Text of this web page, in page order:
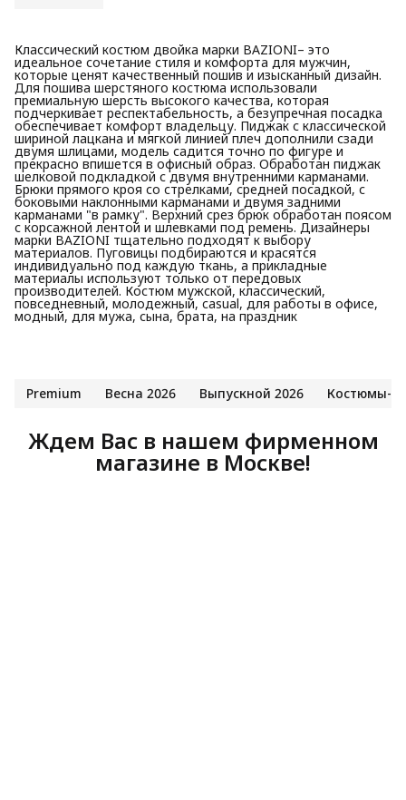
Классический костюм двойка марки BAZIONI– это
идеальное сочетание стиля и комфорта для мужчин,
которые ценят качественный пошив и изысканный дизайн.
Для пошива шерстяного костюма использовали
премиальную шерсть высокого качества, которая
подчеркивает респектабельность, а безупречная посадка
обеспечивает комфорт владельцу. Пиджак с классической
шириной лацкана и мягкой линией плеч дополнили сзади
двумя шлицами, модель садится точно по фигуре и
прекрасно впишется в офисный образ. Обработан пиджак
шелковой подкладкой с двумя внутренними карманами.
Брюки прямого кроя со стрелками, средней посадкой, с
боковыми наклонными карманами и двумя задними
карманами "в рамку". Верхний срез брюк обработан поясом
с корсажной лентой и шлевками под ремень. Дизайнеры
марки BAZIONI тщательно подходят к выбору
материалов. Пуговицы подбираются и красятся
индивидуально под каждую ткань, а прикладные
материалы используют только от передовых
производителей. Костюм мужской, классический,
повседневный, молодежный, casual, для работы в офисе,
модный, для мужа, сына, брата, на праздник
Premium Весна 2026 Выпускной 2026 Костюмы-
Ждем Вас в нашем фирменном
магазине в Москве!